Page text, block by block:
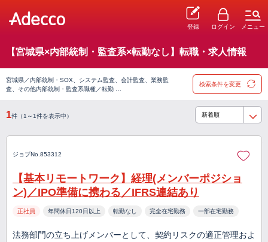
登録 ログイン メニュー
【宮城県×内部統制・監査系×転勤なし】転職・求人情報
宮城県／内部統制・SOX、システム監査、会計監査、業務監
査、その他内部統制・監査系職種／転勤 …
検索条件を変更
1件（1～1件を表示中）
ジョブNo.853312
【基本リモートワーク】経理(メンバーポジショ
ン)／IPO準備に携わる／IFRS連結あり
正社員 年間休日120日以上 転勤なし 完全在宅勤務 一部在宅勤務
法務部門の立ち上げメンバーとして、契約リスクの適正管理およ